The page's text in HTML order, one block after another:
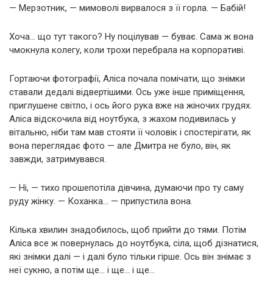
— Мерзотник, — мимоволі вирвалося з її горла. — Бабій!
Хоча… що тут такого? Ну поцілував — буває. Сама ж вона
чмокнула колегу, коли трохи перебрала на корпоративі.
Гортаючи фотографії, Аліса почала помічати, що знімки
ставали дедалі відвертішими. Ось уже інше приміщення,
приглушене світло, і ось його рука вже на жіночих грудях.
Аліса відскочила від ноутбука, з жахом подивилась у
вітальню, ніби там мав стояти її чоловік і спостерігати, як
вона переглядає фото — але Дмитра не було, він, як
завжди, затримувався.
— Ні, — тихо прошепотіла дівчина, думаючи про ту саму
руду жінку. — Коханка… — припустила вона.
Кілька хвилин знадобилось, щоб прийти до тями. Потім
Аліса все ж повернулась до ноутбука, сіла, щоб дізнатися,
які знімки далі — і далі було тільки гірше. Ось він знімає з
неї сукню, а потім ще… і ще… і ще…